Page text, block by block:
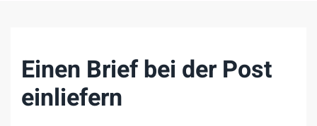
Einen Brief bei der Post
einliefern